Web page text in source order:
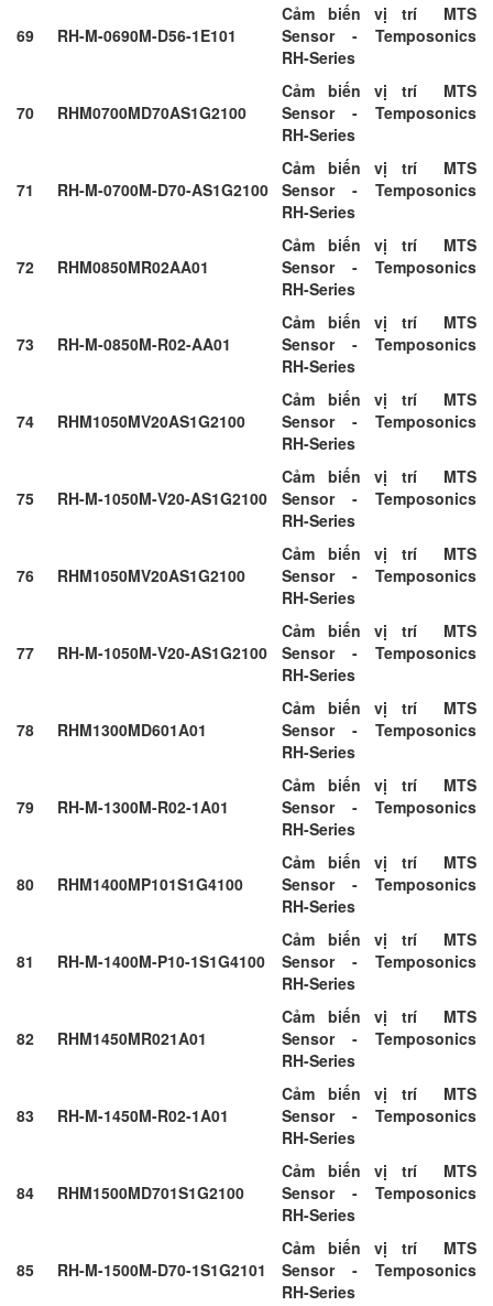
69 RH-M-0690M-D56-1E101
Cảm biến vị trí MTS
Sensor - Temposonics
RH-Series
70 RHM0700MD70AS1G2100
Cảm biến vị trí MTS
Sensor - Temposonics
RH-Series
71 RH-M-0700M-D70-AS1G2100
Cảm biến vị trí MTS
Sensor - Temposonics
RH-Series
72 RHM0850MR02AA01
Cảm biến vị trí MTS
Sensor - Temposonics
RH-Series
73 RH-M-0850M-R02-AA01
Cảm biến vị trí MTS
Sensor - Temposonics
RH-Series
74 RHM1050MV20AS1G2100
Cảm biến vị trí MTS
Sensor - Temposonics
RH-Series
75 RH-M-1050M-V20-AS1G2100
Cảm biến vị trí MTS
Sensor - Temposonics
RH-Series
76 RHM1050MV20AS1G2100
Cảm biến vị trí MTS
Sensor - Temposonics
RH-Series
77 RH-M-1050M-V20-AS1G2100
Cảm biến vị trí MTS
Sensor - Temposonics
RH-Series
78 RHM1300MD601A01
Cảm biến vị trí MTS
Sensor - Temposonics
RH-Series
79 RH-M-1300M-R02-1A01
Cảm biến vị trí MTS
Sensor - Temposonics
RH-Series
80 RHM1400MP101S1G4100
Cảm biến vị trí MTS
Sensor - Temposonics
RH-Series
81 RH-M-1400M-P10-1S1G4100
Cảm biến vị trí MTS
Sensor - Temposonics
RH-Series
82 RHM1450MR021A01
Cảm biến vị trí MTS
Sensor - Temposonics
RH-Series
83 RH-M-1450M-R02-1A01
Cảm biến vị trí MTS
Sensor - Temposonics
RH-Series
84 RHM1500MD701S1G2100
Cảm biến vị trí MTS
Sensor - Temposonics
RH-Series
85 RH-M-1500M-D70-1S1G2101
Cảm biến vị trí MTS
Sensor - Temposonics
RH-Series